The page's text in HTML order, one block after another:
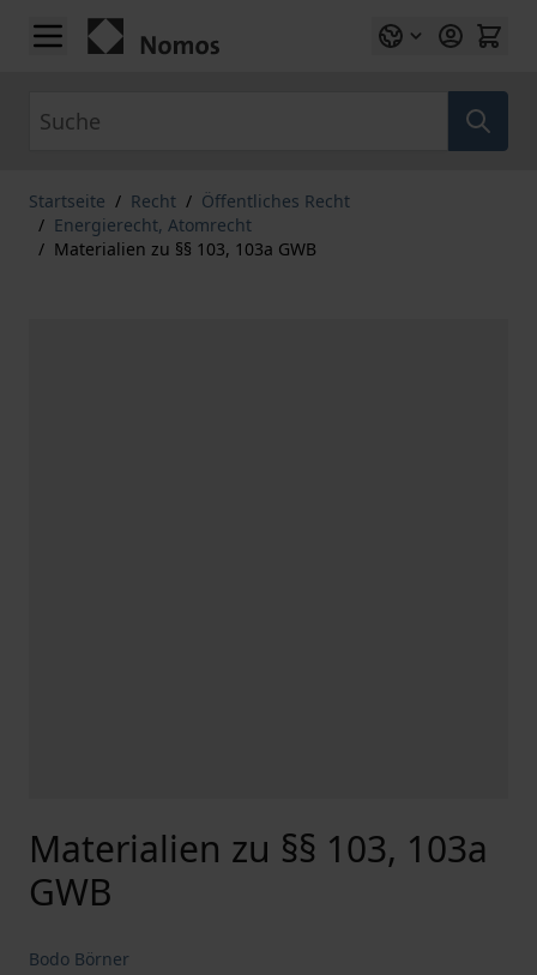
Zum Inhalt springen
Startseite / Recht / Öffentliches Recht
/ Energierecht, Atomrecht
/ Materialien zu §§ 103, 103a GWB
Materialien zu §§ 103, 103a
GWB
Bodo Börner